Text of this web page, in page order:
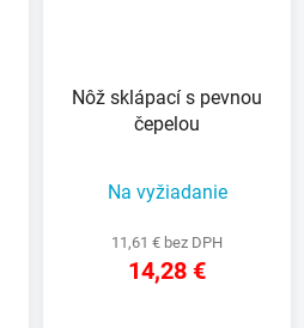
Nôž sklápací s pevnou
čepelou
Na vyžiadanie
11,61 € bez DPH
14,28 €